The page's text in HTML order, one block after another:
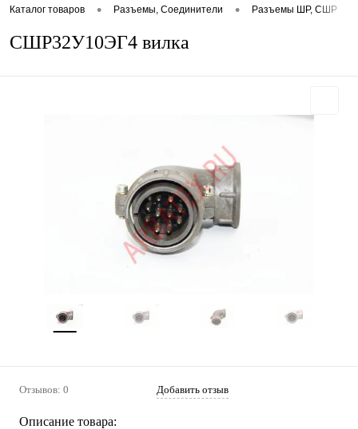
Каталог товаров • Разъемы, Соединители • Разъемы ШР, СШР
СШР32У10ЭГ4 вилка
Отзывов: 0 Добавить отзыв
Описание товара: